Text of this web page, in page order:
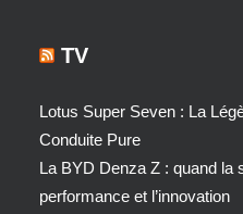
TV
Lotus Super Seven : La
Conduite Pure
La BYD Denza Z : quand la
performance et l’innovation